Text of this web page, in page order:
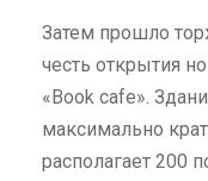
Затем прошло
честь открытия
«Book cafe».
максимально
располагает 200